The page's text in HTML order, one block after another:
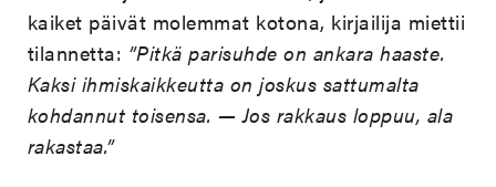
kaiket päivät molemmat kotona, kirjailija miettii
tilannetta: ”Pitkä parisuhde on ankara haaste.
Kaksi ihmiskaikkeutta on joskus sattumalta
kohdannut toisensa. — Jos rakkaus loppuu, ala
rakastaa.”